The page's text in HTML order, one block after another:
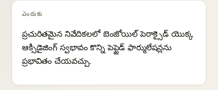
ఎందుకు
ప్రచురితమైన నివేదికలలో బెంజోయిల్ పెరాక్సైడ్ యొక్క
ఆక్సిడైజింగ్ స్వభావం కొన్ని పెప్టైడ్ ఫార్ములేషన్లను
ప్రభావితం చేయవచ్చు.